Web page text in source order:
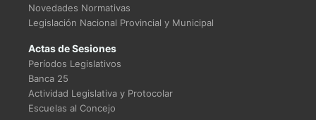
Novedades Normativas
Legislación Nacional Provincial y Municipal
Actas de Sesiones
Períodos Legislativos
Banca 25
Actividad Legislativa y Protocolar
Escuelas al Concejo